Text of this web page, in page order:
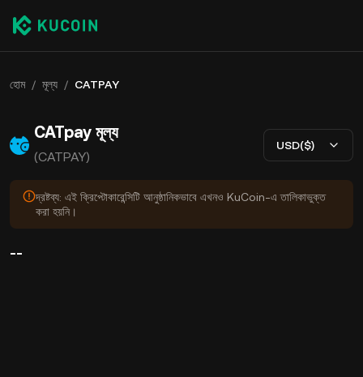
হোম / মূল্য / CATPAY
CATpay মূল্য
(CATPAY)
USD($)
দ্রষ্টব্য: এই ক্রিপ্টোকারেন্সিটি আনুষ্ঠানিকভাবে এখনও KuCoin-এ তালিকাভুক্ত
করা হয়নি।
--